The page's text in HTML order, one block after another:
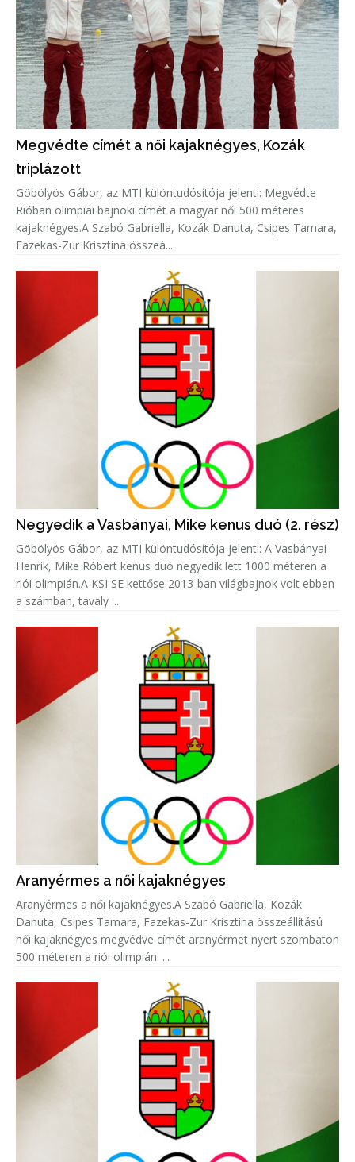
Megvédte címét a női kajaknégyes, Kozák
triplázott
Göbölyös Gábor, az MTI különtudósítója jelenti: Megvédte
Rióban olimpiai bajnoki címét a magyar női 500 méteres
kajaknégyes.A Szabó Gabriella, Kozák Danuta, Csipes Tamara,
Fazekas-Zur Krisztina összeá...
Negyedik a Vasbányai, Mike kenus duó (2. rész)
Göbölyös Gábor, az MTI különtudósítója jelenti: A Vasbányai
Henrik, Mike Róbert kenus duó negyedik lett 1000 méteren a
riói olimpián.A KSI SE kettőse 2013-ban világbajnok volt ebben
a számban, tavaly ...
Aranyérmes a női kajaknégyes
Aranyérmes a női kajaknégyes.A Szabó Gabriella, Kozák
Danuta, Csipes Tamara, Fazekas-Zur Krisztina összeállítású
női kajaknégyes megvédve címét aranyérmet nyert szombaton
500 méteren a riói olimpián. ...